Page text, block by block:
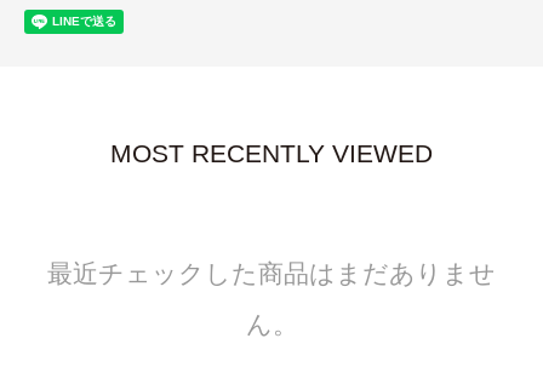
MOST RECENTLY VIEWED
最近チェックした商品はまだありませ
ん。